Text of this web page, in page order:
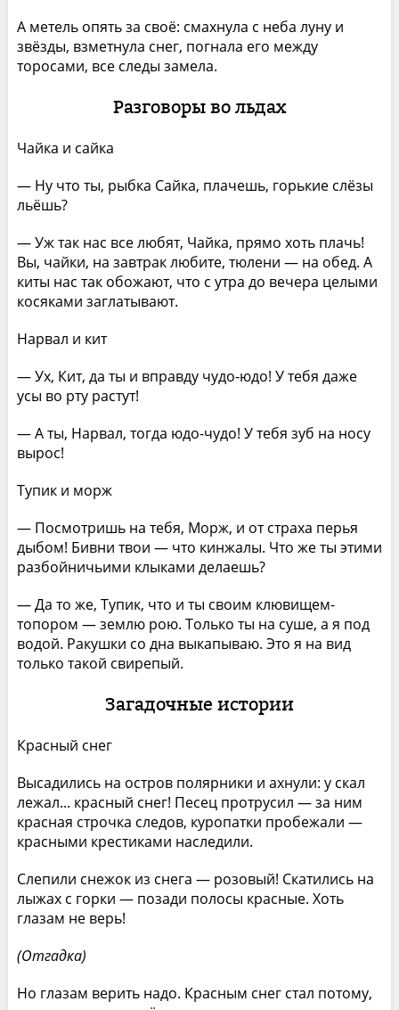
А метель опять за своё: смахнула с неба луну и
звёзды, взметнула снег, погнала его между
торосами, все следы замела.
Разговоры во льдах
Чайка и сайка
— Ну что ты, рыбка Сайка, плачешь, горькие слёзы
льёшь?
— Уж так нас все любят, Чайка, прямо хоть плачь!
Вы, чайки, на завтрак любите, тюлени — на обед. А
киты нас так обожают, что с утра до вечера целыми
косяками заглатывают.
Нарвал и кит
— Ух, Кит, да ты и вправду чудо-юдо! У тебя даже
усы во рту растут!
— А ты, Нарвал, тогда юдо-чудо! У тебя зуб на носу
вырос!
Тупик и морж
— Посмотришь на тебя, Морж, и от страха перья
дыбом! Бивни твои — что кинжалы. Что же ты этими
разбойничьими клыками делаешь?
— Да то же, Тупик, что и ты своим клювищем-
топором — землю рою. Только ты на суше, а я под
водой. Ракушки со дна выкапываю. Это я на вид
только такой свирепый.
Загадочные истории
Красный снег
Высадились на остров полярники и ахнули: у скал
лежал... красный снег! Песец протрусил — за ним
красная строчка следов, куропатки пробежали —
красными крестиками наследили.
Слепили снежок из снега — розовый! Скатились на
лыжах с горки — позади полосы красные. Хоть
глазам не верь!
(Отгадка)
Но глазам верить надо. Красным снег стал потому,